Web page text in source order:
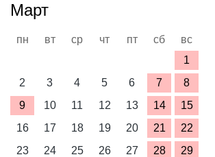
Март
пн вт ср чт пт сб
вс
1
2
3 4 5 6 7
8
9
10 11 12 13 14
15
16
17 18 19 20 21
22
23
24 25 26 27 28
29